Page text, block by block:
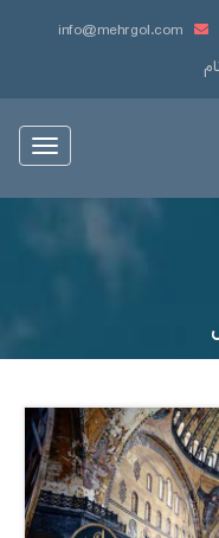
info@mehrgol.com
Toggle